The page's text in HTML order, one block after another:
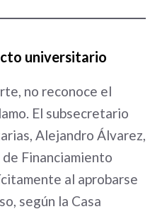
universitario
no reconoce el
El subsecretario
Alejandro Álvarez,
Financiamiento
al aprobarse
según la Casa